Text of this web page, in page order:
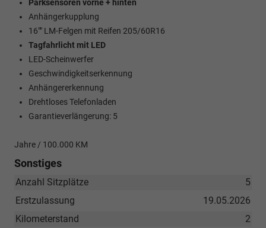
Parksensoren vorne + hinten
Anhängerkupplung
16"" LM-Felgen mit Reifen 205/60R16
Tagfahrlicht mit LED
LED-Scheinwerfer
Geschwindigkeitserkennung
Anhängererkennung
Drehtloses Telefonladen
Garantieverlängerung: 5
Jahre / 100.000 KM
Sonstiges
5
Anzahl Sitzplätze
19.05.2026
Erstzulassung
2
Kilometerstand